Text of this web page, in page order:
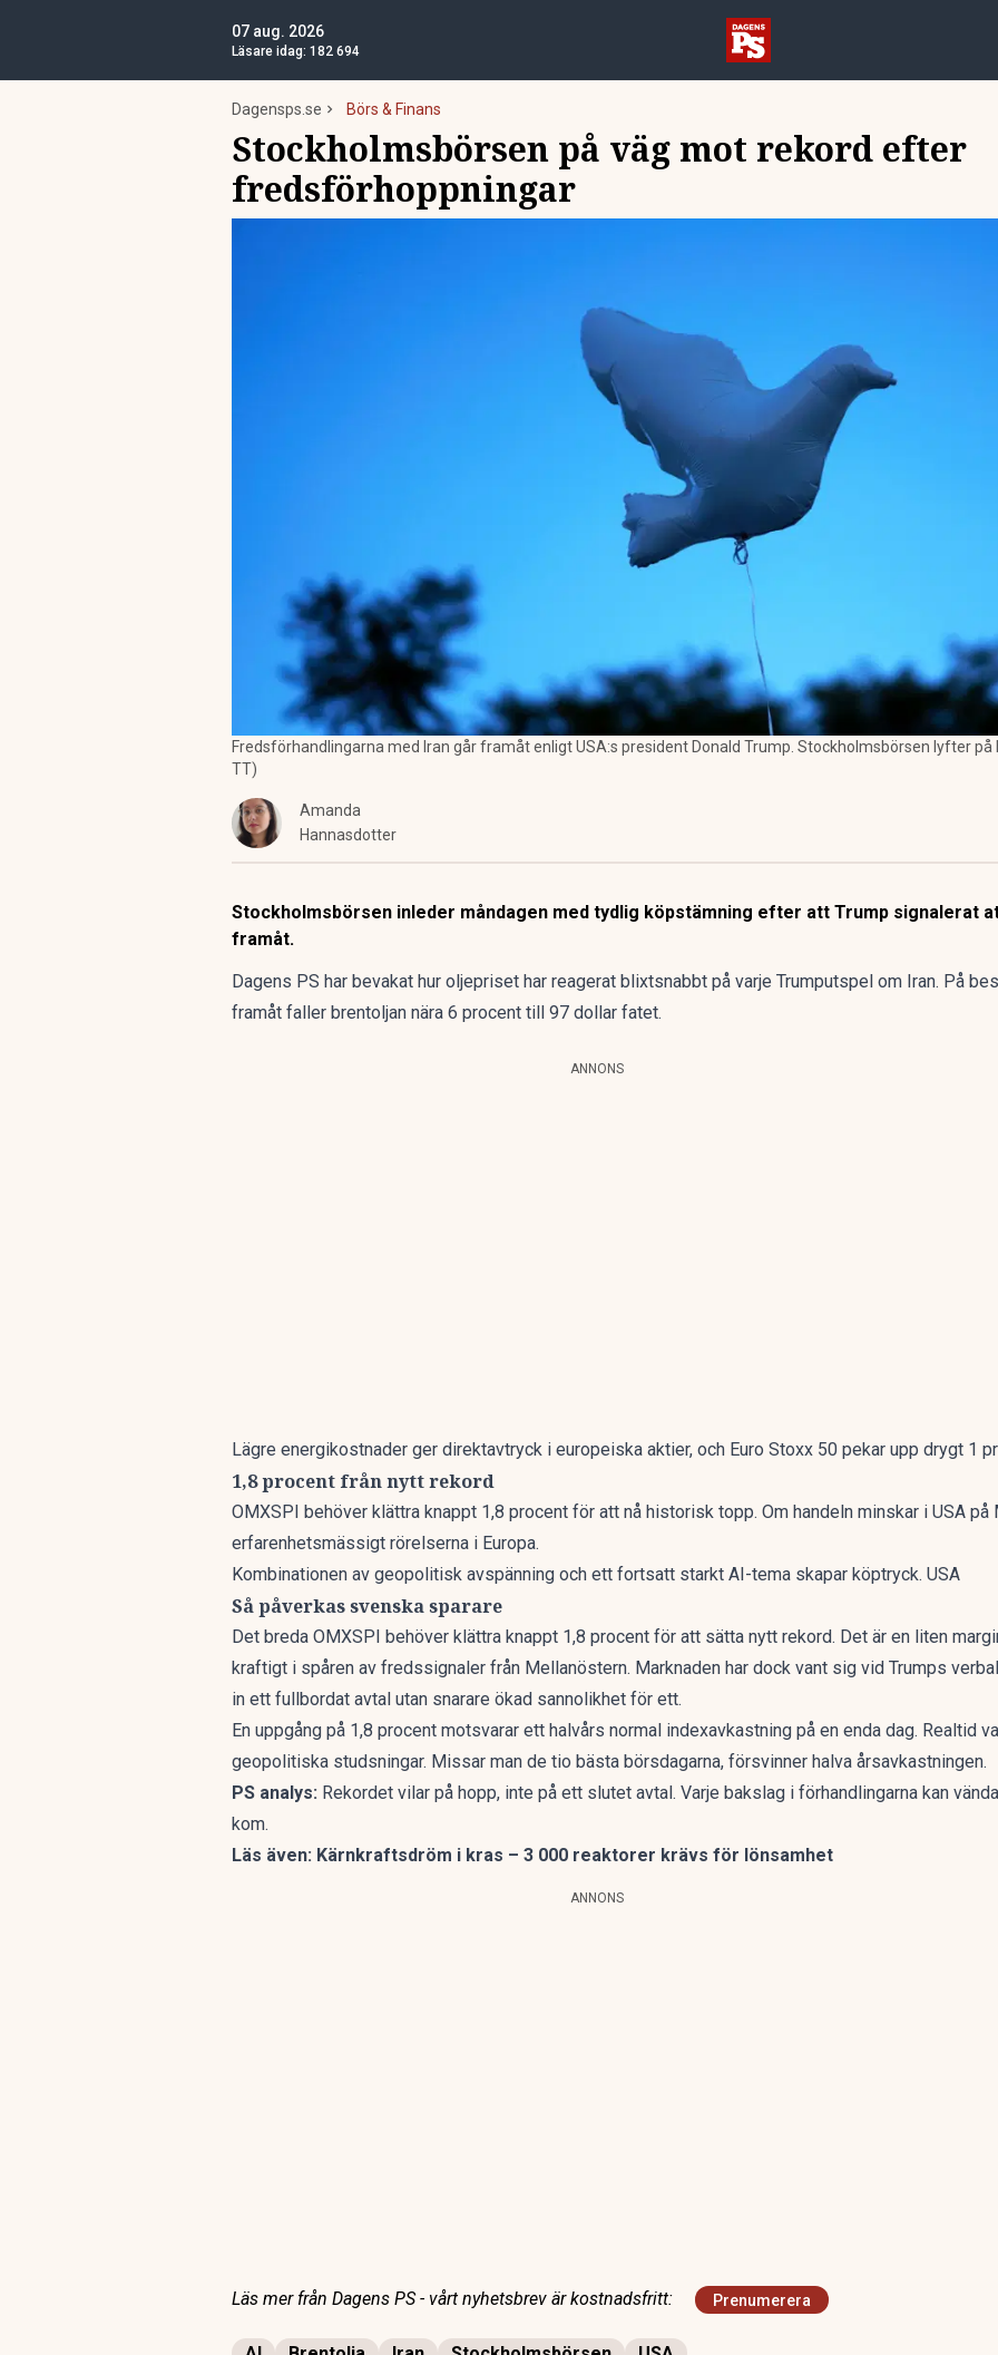
07 aug. 2026
Läsare idag: 182 694
Dagensps.se Börs & Finans
Stockholmsbörsen på väg mot rekord efter
fredsförhoppningar
Fredsförhandlingarna med Iran går framåt enligt USA:s president Donald Trump. Stockholmsbörsen lyfter
TT)
Amanda
Hannasdotter
Stockholmsbörsen inleder måndagen med tydlig köpstämning efter att Trump signalerat
framåt.
Dagens PS har bevakat hur oljepriset har reagerat blixtsnabbt på varje Trumputspel om Iran. På
framåt faller brentoljan nära 6 procent till 97 dollar fatet.
ANNONS
Lägre energikostnader ger direktavtryck i europeiska aktier, och Euro Stoxx 50 pekar upp drygt 1
1,8 procent från nytt rekord
OMXSPI behöver klättra knappt 1,8 procent för att nå historisk topp. Om handeln minskar i USA
erfarenhetsmässigt rörelserna i Europa.
Kombinationen av geopolitisk avspänning och ett fortsatt starkt AI-tema skapar köptryck. USA
Så påverkas svenska sparare
Det breda OMXSPI behöver klättra knappt 1,8 procent för att sätta nytt rekord. Det är en liten
kraftigt i spåren av fredssignaler från Mellanöstern. Marknaden har dock vant sig vid Trumps
in ett fullbordat avtal utan snarare ökad sannolikhet för ett.
En uppgång på 1,8 procent motsvarar ett halvårs normal indexavkastning på en enda dag. Realtid
geopolitiska studsningar. Missar man de tio bästa börsdagarna, försvinner halva årsavkastningen.
PS analys: Rekordet vilar på hopp, inte på ett slutet avtal. Varje bakslag i förhandlingarna kan
kom.
Läs även: Kärnkraftsdröm i kras – 3 000 reaktorer krävs för lönsamhet
ANNONS
Läs mer från Dagens PS - vårt nyhetsbrev är kostnadsfritt: Prenumerera